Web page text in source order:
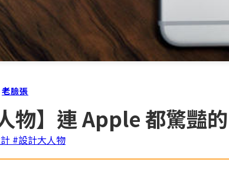
老臉張
人物】連 Apple 都驚
#設計大人物